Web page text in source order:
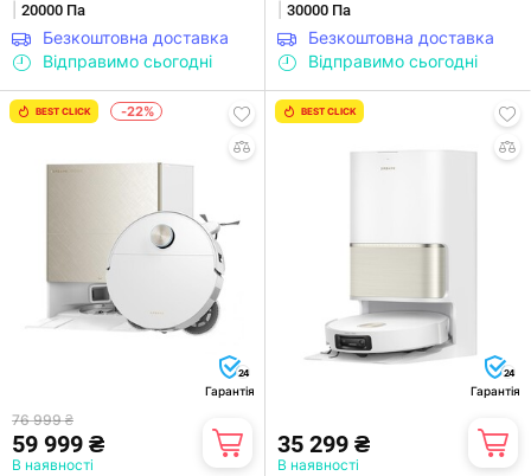
20000 Па
Безкоштовна доставка
Відправимо сьогодні
30000 Па
Безкоштовна доставка
Відправимо сьогодні
BEST CLICK -22%
24
Гарантія
76 999 ₴
59 999 ₴
В наявності
BEST CLICK
24
Гарантія
35 299 ₴
В наявності